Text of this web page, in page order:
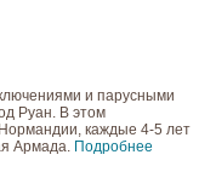
и парусными
Руан. В этом
каждые 4-5 лет
Армада. Подробнее